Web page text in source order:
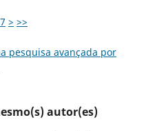
> >>
pesquisa avançada por
autor(es)